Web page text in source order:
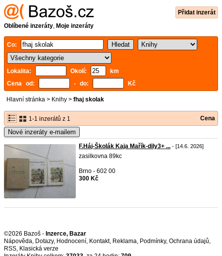
Přidat inzerát
Oblíbené inzeráty, Moje inzeráty
Co:
Lokalita: Okolí:
km
Cena od:
- do: Kč
Hlavní stránka > Knihy > fhaj skolak
1-1 inzerátů z 1 Cena
Nové inzeráty e-mailem
F.Háj-Školák Kaja Mařík-dily3+ ... - [14.6. 2026]
zasilkovna 89kc
Brno - 602 00
300 Kč
©2026 Bazoš - Inzerce, Bazar
Nápověda, Dotazy, Hodnocení, Kontakt, Reklama, Podmínky, Ochrana údajů,
RSS,